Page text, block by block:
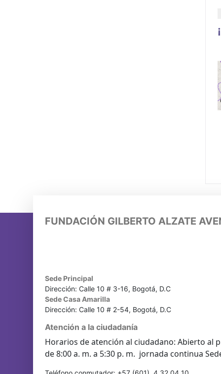
FUNDACIÓN GILBERTO ALZATE
Sede Principal
Dirección: Calle 10 # 3-16, Bogotá, D.C
Sede Casa Amarilla
Dirección: Calle 10 # 2-54, Bogotá, D.C
Atención a la ciudadanía
Horarios de atención al ciudadano: Abierto al
de 8:00 a. m. a 5:30 p. m. jornada continua